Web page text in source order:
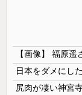
【画像】 福原
尻肉が凄い神宮